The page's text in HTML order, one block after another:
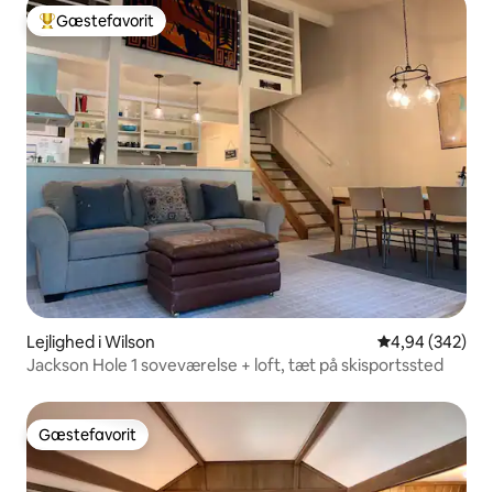
Bedste gæstefavorit
Gæstefavorit
Lejlighed i Wilson 4,94 ud af 5 i
4,94 (342)
Jackson Hole 1 soveværelse + loft, tæt på skisportssted
Gæstefavorit
Gæstefavorit